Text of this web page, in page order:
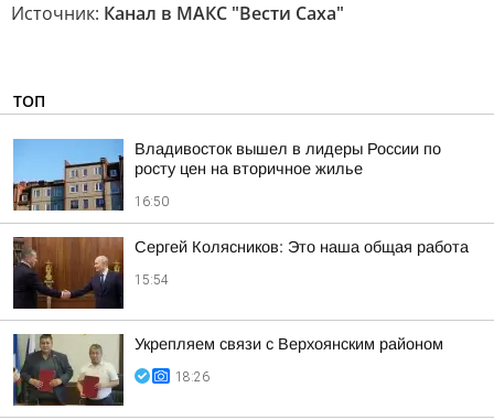
Источник: Канал в МАКС "Вести Саха"
ТОП
Владивосток вышел в лидеры России по
росту цен на вторичное жилье
16:50
Сергей Колясников: Это наша общая работа
15:54
Укрепляем связи с Верхоянским районом
18:26